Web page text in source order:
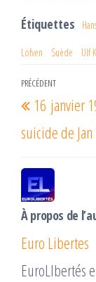
er oo
Étiquettes
Löfven Suède Ulf
Navigation
de
l’article
Article
précédent
PRÉCÉDENT
16 janvier
suicide de Jan
À propos de
Euro Libertes
EuroLIbertés